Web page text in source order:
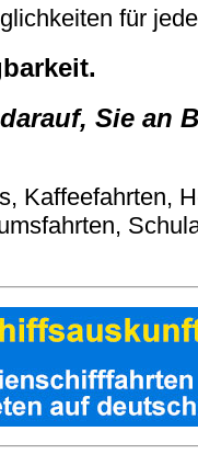
für
Sie an
Kaffeefahrten,